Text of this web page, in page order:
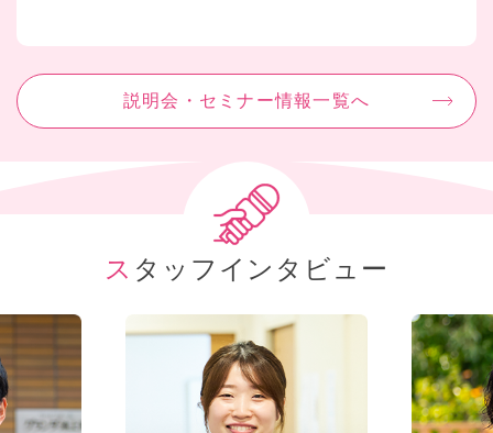
説明会・セミナー情報一覧へ
スタッフインタビュー